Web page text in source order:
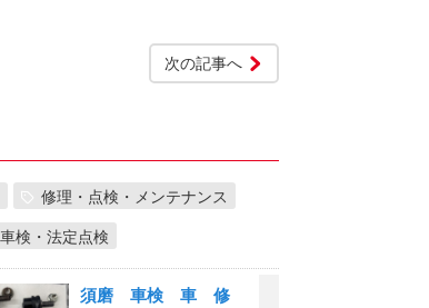
次の記事へ
修理・点検・メンテナンス
車検・法定点検
須磨 車検 車 修